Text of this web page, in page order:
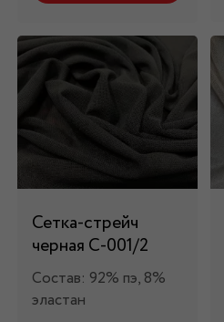
Сетка-стрейч
черная С-001/2
Состав: 92% пэ, 8%
эластан